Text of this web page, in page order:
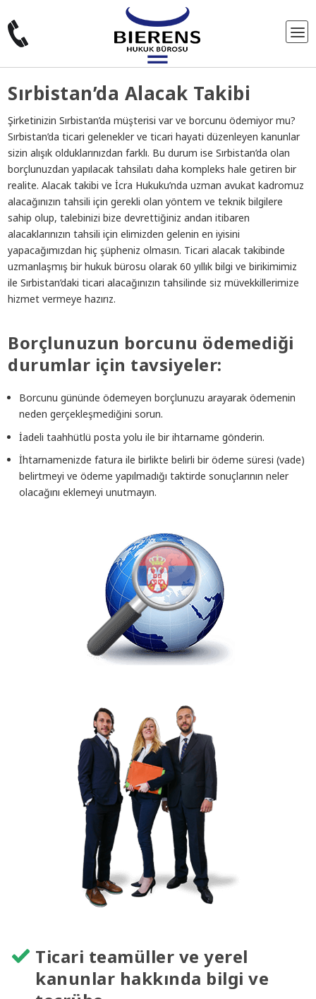
Sırbistan’da Alacak Takibi
Şirketinizin Sırbistan’da müşterisi var ve borcunu ödemiyor mu?
Sırbistan’da ticari gelenekler ve ticari hayati düzenleyen kanunlar
sizin alışık olduklarınızdan farklı. Bu durum ise Sırbistan’da olan
borçlunuzdan yapılacak tahsilatı daha kompleks hale getiren bir
realite. Alacak takibi ve İcra Hukuku’nda uzman avukat kadromuz
alacağınızın tahsili için gerekli olan yöntem ve teknik bilgilere
sahip olup, talebinizi bize devrettiğiniz andan itibaren
alacaklarınızın tahsili için elimizden gelenin en iyisini
yapacağımızdan hiç şüpheniz olmasın. Ticari alacak takibinde
uzmanlaşmış bir hukuk bürosu olarak 60 yıllık bilgi ve birikimimiz
ile Sırbistan’daki ticari alacağınızın tahsilinde siz müvekkillerimize
hizmet vermeye hazırız.
Borçlunuzun borcunu ödemediği
durumlar için tavsiyeler:
Borcunu gününde ödemeyen borçlunuzu arayarak ödemenin
neden gerçekleşmediğini sorun.
İadeli taahhütlü posta yolu ile bir ihtarname gönderin.
İhtarnamenizde fatura ile birlikte belirli bir ödeme süresi (vade)
belirtmeyi ve ödeme yapılmadığı taktirde sonuçlarının neler
olacağını eklemeyi unutmayın.
Ticari teamüller ve yerel
kanunlar hakkında bilgi ve